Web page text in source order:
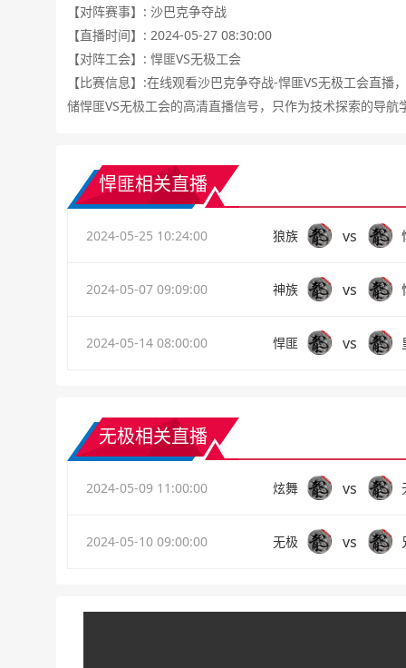
【对阵赛事】: 沙巴克争夺战
【直播时间】: 2024-05-27 08:30:00
【对阵工会】: 悍匪VS无极工会
【比赛信息】:在线观看沙巴克争夺战-悍匪VS无极工会直
储悍匪VS无极工会的高清直播信号，只作为技术探索的导航
悍匪相关直播
2024-05-25 10:24:00 狼族 vs
2024-05-07 09:09:00 神族 vs
2024-05-14 08:00:00 悍匪 vs
无极相关直播
2024-05-09 11:00:00 炫舞 vs
2024-05-10 09:00:00 无极 vs